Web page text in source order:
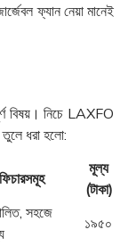
ফ্যান নেয়া মানেই
বিষয়। নিচে LAXFO
ধরা হলো:
ফিচারসমূহ
মূল্য
(টাকা)
সহজে
১৯৫০